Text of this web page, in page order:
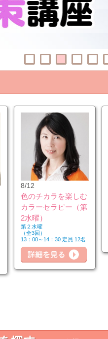
8/12
色のチカラを楽しむ
カラーセラピー（第
2水曜）
第２水曜
（全3回）
13：00～14：30 定員 12名
詳細を見る